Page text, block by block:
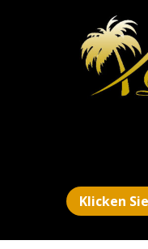
Klicken